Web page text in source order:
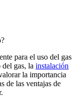
para el uso del gas
del gas, la instalación
la importancia
de las ventajas de